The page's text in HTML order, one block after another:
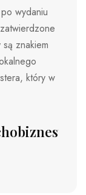
wydaniu
znakiem
który w